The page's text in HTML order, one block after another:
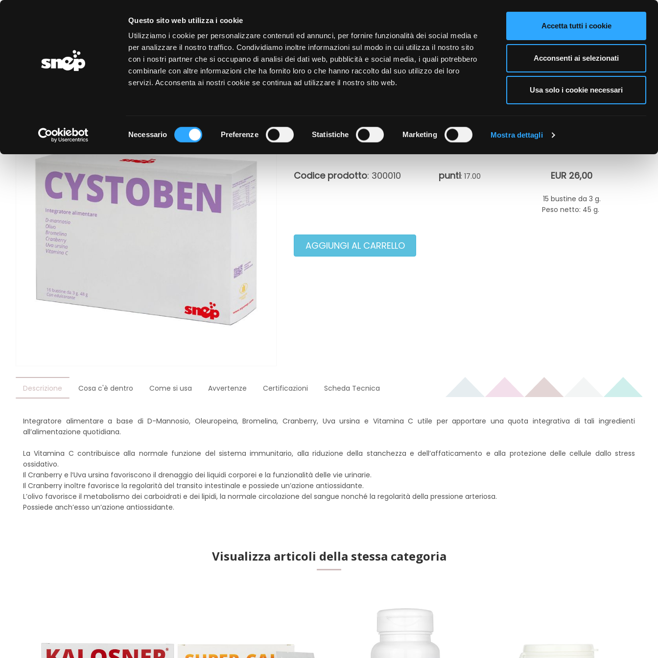
Questo sito web utilizza i cookie
Utilizziamo i cookie per personalizzare contenuti ed annunci, per fornire funzionalità dei social media e
per analizzare il nostro traffico. Condividiamo inoltre informazioni sul modo in cui utilizza il nostro sito
con i nostri partner che si occupano di analisi dei dati web, pubblicità e social media, i quali potrebbero
combinarle con altre informazioni che ha fornito loro o che hanno raccolto dal suo utilizzo dei loro
servizi. Acconsenta ai nostri cookie se continua ad utilizzare il nostro sito web.
Necessario Preferenze Statistiche Marketing Mostra dettagli
Accetta tutti i cookie
Acconsenti ai selezionati
Usa solo i cookie necessari
LINGUE
NAZIONE VENDITA
CONTATTI
NUTRIZIONE CURA DELLA PERSONA CURA DELL'AMBIENTE BUSINESS
CYSTOBEN
Codice prodotto: 300010 punti: 17.00 EUR 26,00
15 bustine da 3 g.
Peso netto: 45 g.
Descrizione Cosa c'è dentro Come si usa Avvertenze Certificazioni Scheda Tecnica
Integratore alimentare a base di D-Mannosio, Oleuropeina, Bromelina, Cranberry, Uva ursina e Vitamina C utile per apportare una quota integrativa di tali ingredienti
all’alimentazione quotidiana.
La Vitamina C contribuisce alla normale funzione del sistema immunitario, alla riduzione della stanchezza e dell’affaticamento e alla protezione delle cellule dallo stress
ossidativo.
Il Cranberry e l’Uva ursina favoriscono il drenaggio dei liquidi corporei e la funzionalità delle vie urinarie.
Il Cranberry inoltre favorisce la regolarità del transito intestinale e possiede un’azione antiossidante.
L’olivo favorisce il metabolismo dei carboidrati e dei lipidi, la normale circolazione del sangue nonché la regolarità della pressione arteriosa.
Possiede anch’esso un’azione antiossidante.
Visualizza articoli della stessa categoria